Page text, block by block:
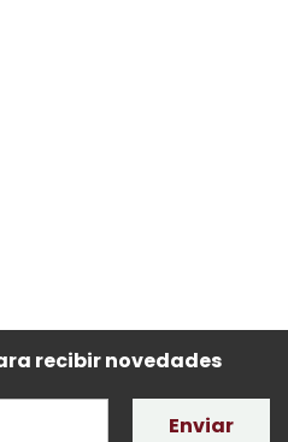
recibir novedades
Enviar